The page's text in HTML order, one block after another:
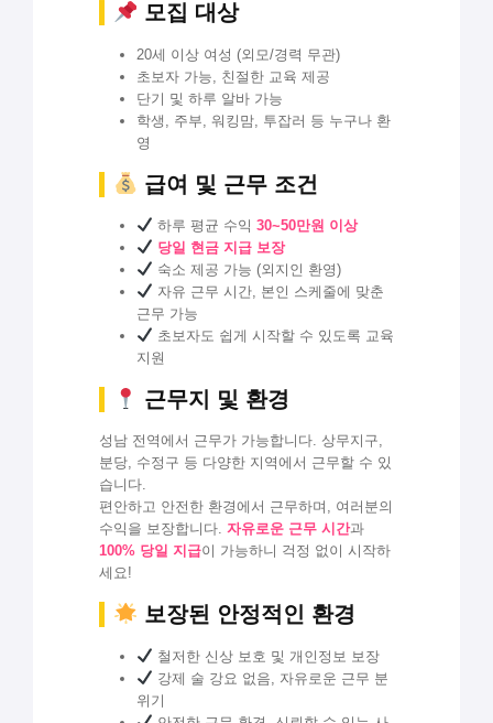
모집 대상
20세 이상 여성 (외모/경력 무관)
초보자 가능, 친절한 교육 제공
단기 및 하루 알바 가능
학생, 주부, 워킹맘, 투잡러 등 누구나 환
영
급여 및 근무 조건
하루 평균 수익 30~50만원 이상
당일 현금 지급 보장
숙소 제공 가능 (외지인 환영)
자유 근무 시간, 본인 스케줄에 맞춘
근무 가능
초보자도 쉽게 시작할 수 있도록 교육
지원
근무지 및 환경
성남 전역에서 근무가 가능합니다. 상무지구,
분당, 수정구 등 다양한 지역에서 근무할 수 있
습니다.
편안하고 안전한 환경에서 근무하며, 여러분의
수익을 보장합니다. 자유로운 근무 시간과
100% 당일 지급이 가능하니 걱정 없이 시작하
세요!
보장된 안정적인 환경
철저한 신상 보호 및 개인정보 보장
강제 술 강요 없음, 자유로운 근무 분
위기